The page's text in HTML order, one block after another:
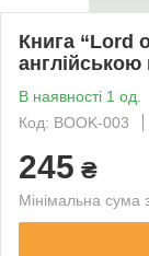
Книга “Lord
В наявності 1 од.
Код: BOOK-003
245 ₴
Мінімальна сума